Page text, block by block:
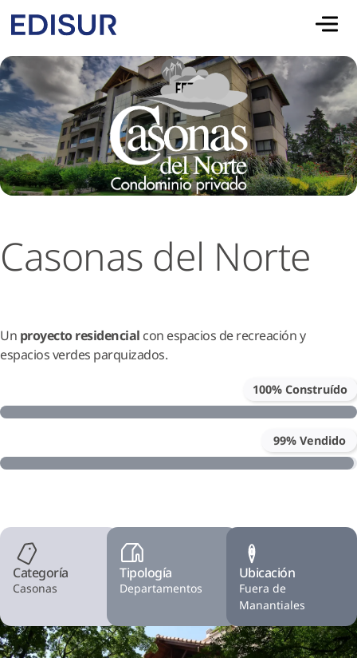
Casonas del Norte
Un proyecto residencial con espacios de recreación y
espacios verdes parquizados.
100% Construído
99% Vendido
Categoría
Casonas
Tipología
Departamentos
Ubicación
Fuera de
Manantiales